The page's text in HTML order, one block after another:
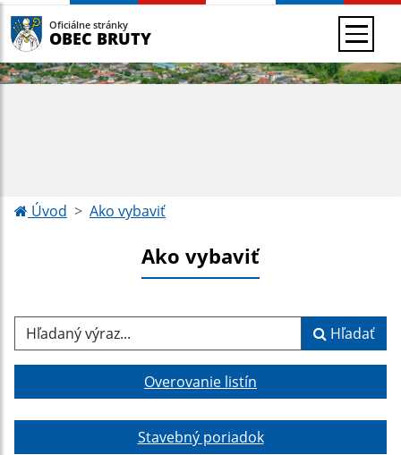
Oficiálne stránky
OBEC BRUTY
Úvod Ako vybaviť
Ako vybaviť
Hľadaný výraz... Hľadať
Overovanie listín
Stavebný poriadok